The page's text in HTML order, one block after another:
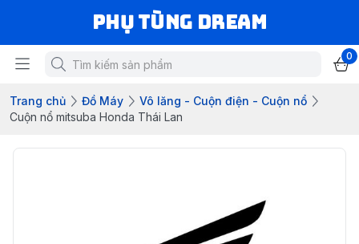
Phụ Tùng Dream
0
Trang chủ Đồ Máy
Vô lăng - Cuộn điện - Cuộn nổ
Cuộn nổ mitsuba Honda Thái Lan